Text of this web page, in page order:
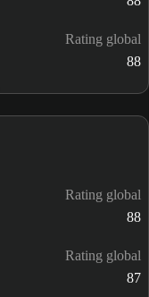
Rating global
88
Rating global
88
Rating global
87